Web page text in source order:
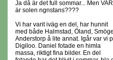
Ja då är det full sommar... Men
är solen ngnstans????
Vi har varit iväg en del, har hunnit
med både Halmstad, Öland,
Anderstorp å lite annat. Igår var vi
Digiloo. Daniel fotade en himla
massa, riktigt fina bilder. En del